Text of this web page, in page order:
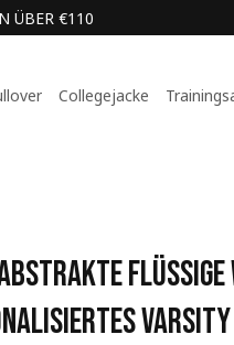
ÜBER €110
Collegejacke
Varsity